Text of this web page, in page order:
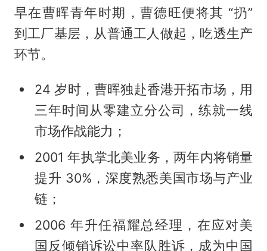
早在曹晖青年时期，曹德旺便将其 “扔”
到工厂基层，从普通工人做起，吃透生产
环节。
24 岁时，曹晖独赴香港开拓市场，用
三年时间从零建立分公司，练就一线
市场作战能力；
2001 年执掌北美业务，两年内将销量
提升 30%，深度熟悉美国市场与产业
链；
2006 年升任福耀总经理，在应对美
国反倾销诉讼中率队胜诉，成为中国